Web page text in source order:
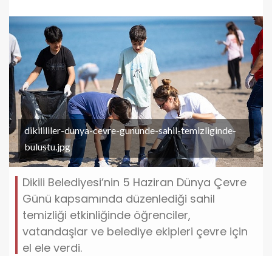
dikilililer-dunya-cevre-gununde-sahil-temizliginde-
bulustu.jpg
Dikili Belediyesi’nin 5 Haziran Dünya Çevre
Günü kapsamında düzenlediği sahil
temizliği etkinliğinde öğrenciler,
vatandaşlar ve belediye ekipleri çevre için
el ele verdi.